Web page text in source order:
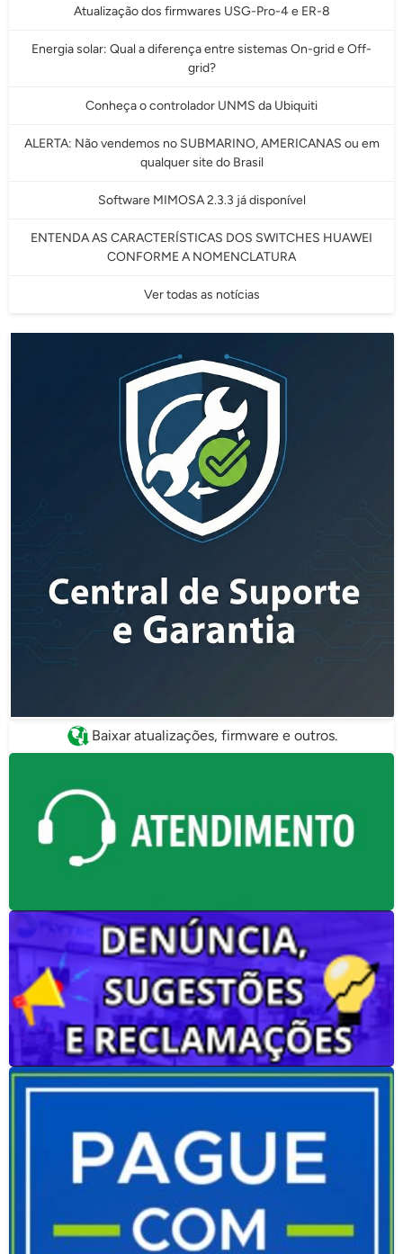
Atualização dos firmwares USG-Pro-4 e ER-8
Energia solar: Qual a diferença entre sistemas On-grid e Off-
grid?
Conheça o controlador UNMS da Ubiquiti
ALERTA: Não vendemos no SUBMARINO, AMERICANAS ou em
qualquer site do Brasil
Software MIMOSA 2.3.3 já disponível
ENTENDA AS CARACTERÍSTICAS DOS SWITCHES HUAWEI
CONFORME A NOMENCLATURA
Ver todas as notícias
Baixar atualizações, firmware e outros.